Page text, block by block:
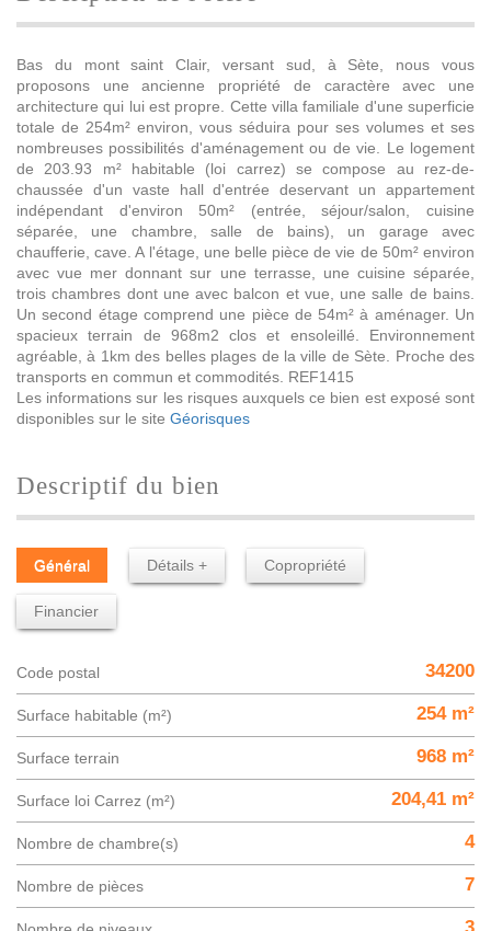
Bas du mont saint Clair, versant sud, à Sète, nous vous
proposons une ancienne propriété de caractère avec une
architecture qui lui est propre. Cette villa familiale d'une superficie
totale de 254m² environ, vous séduira pour ses volumes et ses
nombreuses possibilités d'aménagement ou de vie. Le logement
de 203.93 m² habitable (loi carrez) se compose au rez-de-
chaussée d'un vaste hall d'entrée deservant un appartement
indépendant d'environ 50m² (entrée, séjour/salon, cuisine
séparée, une chambre, salle de bains), un garage avec
chaufferie, cave. A l'étage, une belle pièce de vie de 50m² environ
avec vue mer donnant sur une terrasse, une cuisine séparée,
trois chambres dont une avec balcon et vue, une salle de bains.
Un second étage comprend une pièce de 54m² à aménager. Un
spacieux terrain de 968m2 clos et ensoleillé. Environnement
agréable, à 1km des belles plages de la ville de Sète. Proche des
transports en commun et commodités. REF1415
Les informations sur les risques auxquels ce bien est exposé sont
disponibles sur le site Géorisques
descriptif du bien
Général Détails + Copropriété
Financier
Code postal 34200
Surface habitable (m²) 254 m²
surface terrain 968 m²
Surface loi Carrez (m²) 204,41 m²
Nombre de chambre(s) 4
Nombre de pièces 7